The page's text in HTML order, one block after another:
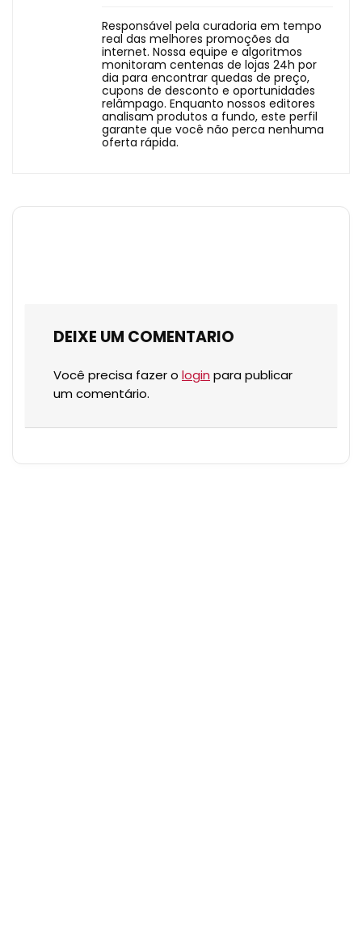
Responsável pela curadoria em tempo
real das melhores promoções da
internet. Nossa equipe e algoritmos
monitoram centenas de lojas 24h por
dia para encontrar quedas de preço,
cupons de desconto e oportunidades
relâmpago. Enquanto nossos editores
analisam produtos a fundo, este perfil
garante que você não perca nenhuma
oferta rápida.
DEIXE UM COMENTARIO
Você precisa fazer o login para publicar
um comentário.